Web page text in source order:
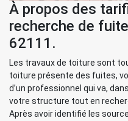
À propos des
recherche de
62111.
Les travaux de toiture sont
toiture présente des fuites,
d’un professionnel qui va,
votre structure tout en
Après avoir identifié les